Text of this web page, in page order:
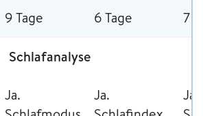
9 Tage 6 Tage 7
Schlafanalyse
Ja.
Ja.
Ja.